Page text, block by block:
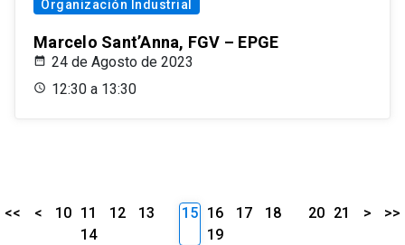
Organización Industrial
Marcelo Sant’Anna, FGV – EPGE
24 de Agosto de 2023
12:30 a 13:30
<< < 10 11 12
13
14
15 16 17
18
19
20 21 > >>